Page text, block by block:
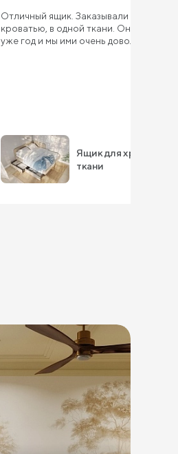
Отличный ящик. Заказывали вместе с
кроватью, в одной ткани. Они у нас
уже год и мы ими очень довольны.
Ящик для хранения в
ткани